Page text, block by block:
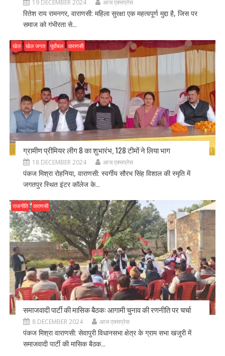
19 DECEMBER 2024 आज एक्सप्रेस
रितेश राय रामनगर, वाराणसी: महिला सुरक्षा एक महत्वपूर्ण मुद्दा है, जिस पर
समाज को गंभीरता से...
खेल खेल जगत पूर्वांचल वाराणसी
ग्रामीण प्रीमियर लीग 8 का शुभारंभ, 128 टीमों ने लिया भाग
18 DECEMBER 2024 आज एक्सप्रेस
पंकज मिश्रा रोहनिया, वाराणसी: स्वर्गीय सौरभ सिंह विशाल की स्मृति में
जगतपुर स्थित इंटर कॉलेज के...
राजनीति वाराणसी
समाजवादी पार्टी की मासिक बैठक: आगामी चुनाव की रणनीति पर चर्चा
8 DECEMBER 2024 आज एक्सप्रेस
पंकज मिश्रा वाराणसी: सेवापुरी विधानसभा क्षेत्र के ग्राम सभा खजुरी में
समाजवादी पार्टी की मासिक बैठक...